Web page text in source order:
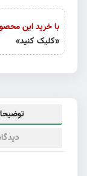
با خرید این محصول 7 امتیاز دریافت می
«کلیک کنید»